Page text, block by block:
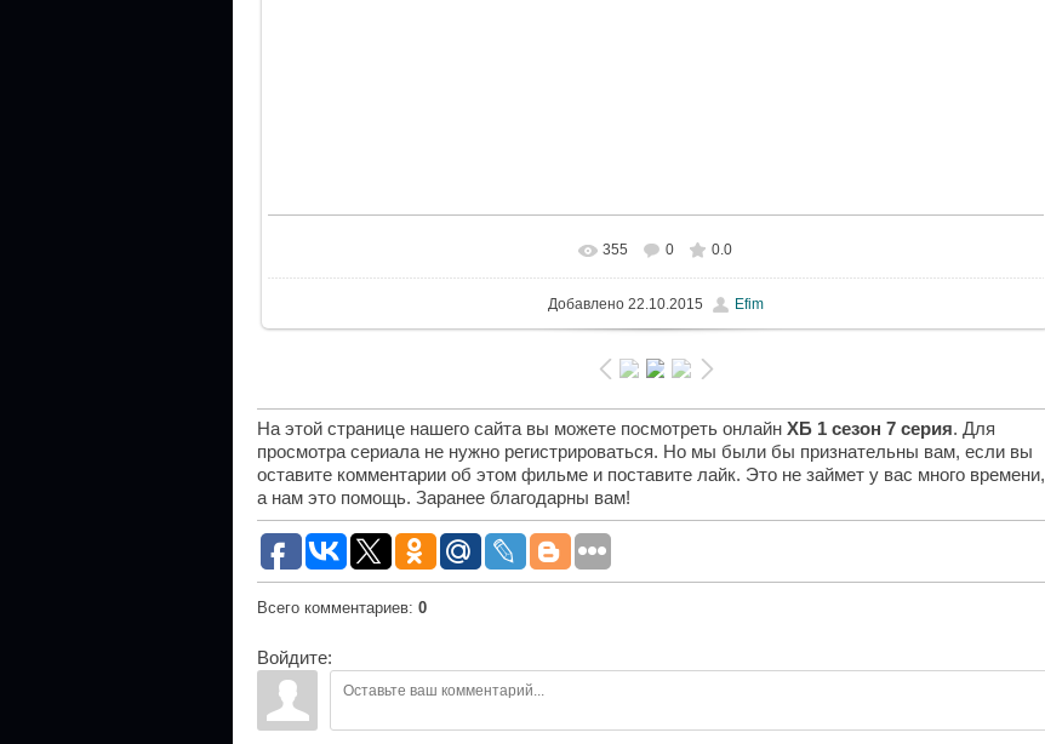
355 0 0.0
Добавлено22.10.2015 Efim
На этой странице нашего сайта вы можете посмотреть онлайн ХБ 1 сезон 7 серия. Для
просмотра сериала не нужно регистрироваться. Но мы были бы признательны вам, если вы
оставите комментарии об этом фильме и поставите лайк. Это не займет у вас много времени,
а нам это помощь. Заранее благодарны вам!
Всего комментариев: 0
Войдите: